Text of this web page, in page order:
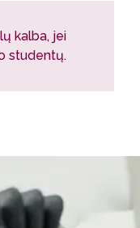
kalba, jei
studentų.